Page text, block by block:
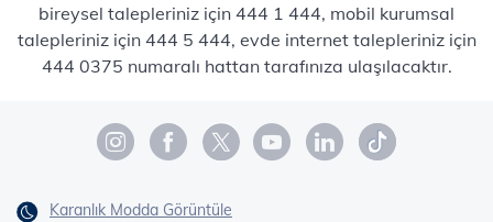
bireysel talepleriniz için 444 1 444, mobil kurumsal
talepleriniz için 444 5 444, evde internet talepleriniz için
444 0375 numaralı hattan tarafınıza ulaşılacaktır.
Karanlık Modda Görüntüle